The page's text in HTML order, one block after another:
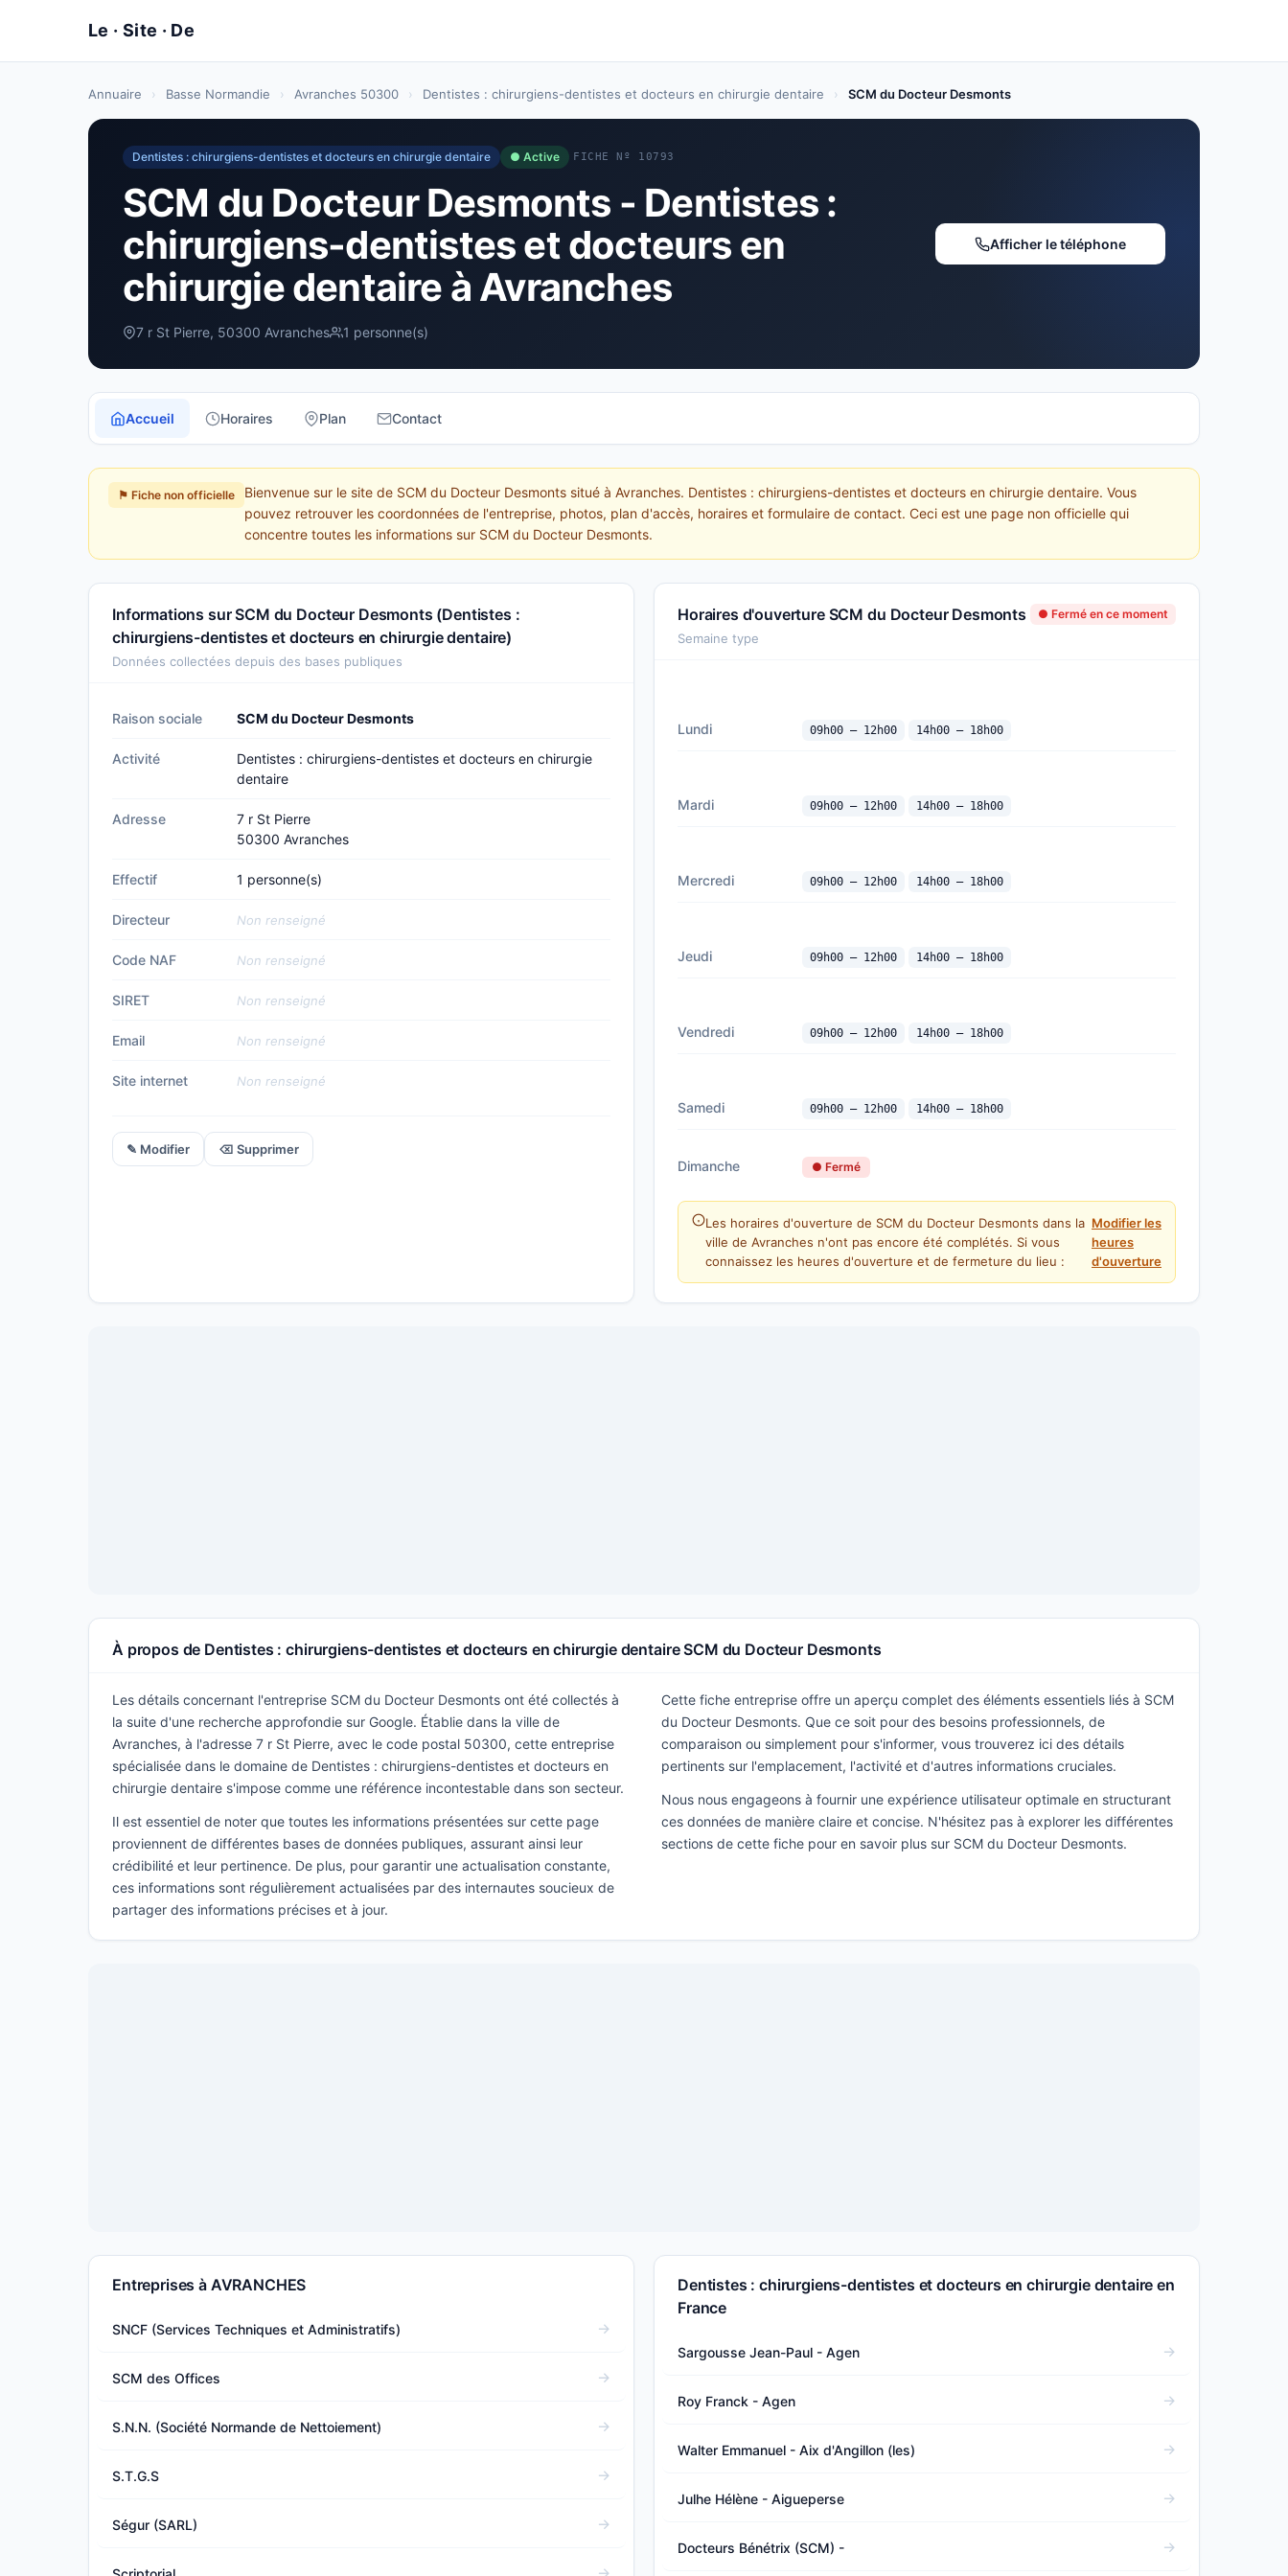
Annuaire › Basse Normandie › Avranches 50300 › Dentistes : chirurgiens-dentistes et docteurs en chirurgie dentaire › SCM du Docteur Desmonts
Dentistes : chirurgiens-dentistes et docteurs en chirurgie dentaire ● Active FICHE Nº 10793
SCM du Docteur Desmonts - Dentistes :
chirurgiens-dentistes et docteurs en
chirurgie dentaire à Avranches
7 r St Pierre, 50300 Avranches 1 personne(s)
Afficher le téléphone
Accueil Horaires Plan Contact
⚑ Fiche non officielle
Bienvenue sur le site de SCM du Docteur Desmonts situé à Avranches. Dentistes : chirurgiens-dentistes et docteurs en chirurgie dentaire. Vous
pouvez retrouver les coordonnées de l'entreprise, photos, plan d'accès, horaires et formulaire de contact. Ceci est une page non officielle qui
concentre toutes les informations sur SCM du Docteur Desmonts.
Informations sur SCM du Docteur Desmonts (Dentistes :
chirurgiens-dentistes et docteurs en chirurgie dentaire)
Données collectées depuis des bases publiques
Raison sociale SCM du Docteur Desmonts
Activité
Dentistes : chirurgiens-dentistes et docteurs en chirurgie
dentaire
Adresse
7 r St Pierre
50300 Avranches
Effectif 1 personne(s)
Directeur Non renseigné
Code NAF Non renseigné
SIRET Non renseigné
Email Non renseigné
Site internet Non renseigné
✎ Modifier ⌫ Supprimer
Horaires d'ouverture SCM du Docteur Desmonts ● Fermé en ce moment
Semaine type
Lundi 09h00 — 12h00 14h00 — 18h00
Mardi 09h00 — 12h00 14h00 — 18h00
Mercredi 09h00 — 12h00 14h00 — 18h00
Jeudi 09h00 — 12h00 14h00 — 18h00
Vendredi 09h00 — 12h00 14h00 — 18h00
Samedi 09h00 — 12h00 14h00 — 18h00
Dimanche ● Fermé
Les horaires d'ouverture de SCM du Docteur Desmonts dans la
ville de Avranches n'ont pas encore été complétés. Si vous
connaissez les heures d'ouverture et de fermeture du lieu :
Modifier les
heures
d'ouverture
À propos de Dentistes : chirurgiens-dentistes et docteurs en chirurgie dentaire SCM du Docteur Desmonts
Les détails concernant l'entreprise SCM du Docteur Desmonts ont été collectés à
la suite d'une recherche approfondie sur Google. Établie dans la ville de
Avranches, à l'adresse 7 r St Pierre, avec le code postal 50300, cette entreprise
spécialisée dans le domaine de Dentistes : chirurgiens-dentistes et docteurs en
chirurgie dentaire s'impose comme une référence incontestable dans son secteur.
Il est essentiel de noter que toutes les informations présentées sur cette page
proviennent de différentes bases de données publiques, assurant ainsi leur
crédibilité et leur pertinence. De plus, pour garantir une actualisation constante,
ces informations sont régulièrement actualisées par des internautes soucieux de
partager des informations précises et à jour.
Cette fiche entreprise offre un aperçu complet des éléments essentiels liés à SCM
du Docteur Desmonts. Que ce soit pour des besoins professionnels, de
comparaison ou simplement pour s'informer, vous trouverez ici des détails
pertinents sur l'emplacement, l'activité et d'autres informations cruciales.
Nous nous engageons à fournir une expérience utilisateur optimale en structurant
ces données de manière claire et concise. N'hésitez pas à explorer les différentes
sections de cette fiche pour en savoir plus sur SCM du Docteur Desmonts.
Entreprises à AVRANCHES
SNCF (Services Techniques et Administratifs)
SCM des Offices
S.N.N. (Société Normande de Nettoiement)
S.T.G.S
Ségur (SARL)
Dentistes : chirurgiens-dentistes et docteurs en chirurgie dentaire en
France
Sargousse Jean-Paul - Agen
Roy Franck - Agen
Walter Emmanuel - Aix d'Angillon (les)
Julhe Hélène - Aigueperse
Docteurs Bénétrix (SCM) -